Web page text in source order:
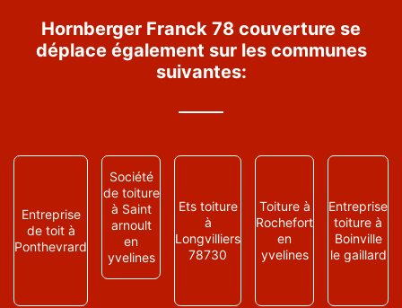
Hornberger Franck 78 couverture se
déplace également sur les communes
suivantes:
Entreprise
de toit à
Ponthevrard
Société
de toiture
à Saint
arnoult
en
yvelines
Ets toiture
à
Longvilliers
78730
Toiture à
Rochefort
en
yvelines
Entreprise
toiture à
Boinville
le gaillard